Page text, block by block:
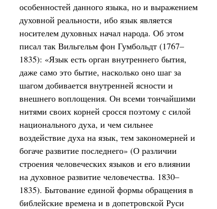
особенностей данного языка, но и выражением
духовной реальности, ибо язык является
носителем духовных начал народа. Об этом
писал так Вильгельм фон Гумбольдт (1767–
1835): «Язык есть орган внутреннего бытия,
даже само это бытие, насколько оно шаг за
шагом добивается внутренней ясности и
внешнего воплощения. Он всеми тончайшими
нитями своих корней сросся поэтому с силой
национального духа, и чем сильнее
воздействие духа на язык, тем закономерней и
богаче развитие последнего» (О различии
строения человеческих языков и его влиянии
на духовное развитие человечества. 1830–
1835). Бытование единой формы обращения в
библейские времена и в допетровской Руси